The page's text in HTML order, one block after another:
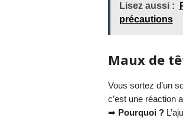
Lisez aussi :
précautions
Maux de
Vous sortez d’un
c’est une réaction
➡ Pourquoi ?